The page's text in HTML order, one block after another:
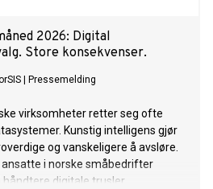
2026: Digital
Store konsekvenser.
Pressemelding
virksomheter retter seg ofte
Kunstig intelligens gjør
og vanskeligere å avsløre.
i norske småbedrifter
digitale trusler.